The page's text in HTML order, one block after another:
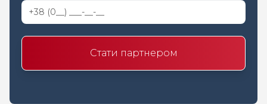
Стати партнером